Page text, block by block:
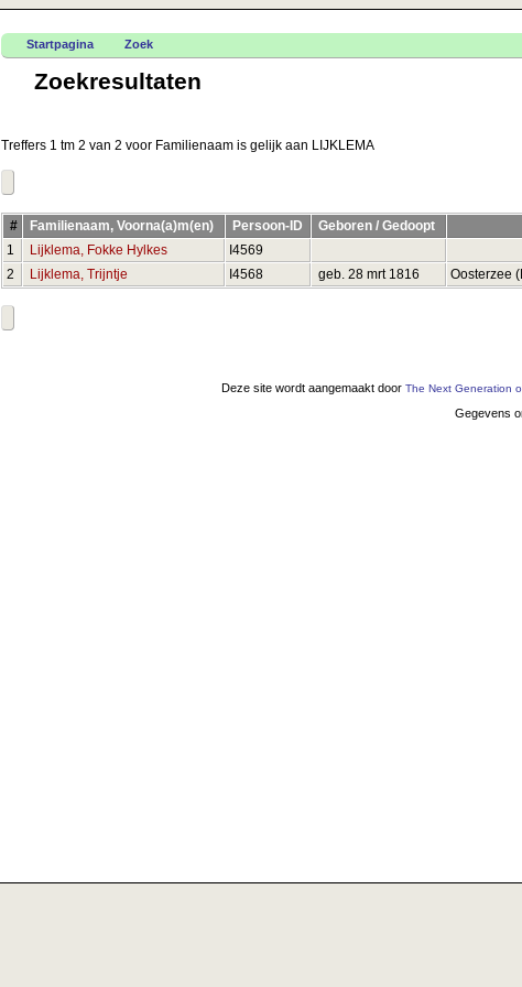
Startpagina Zoek
Zoekresultaten
Treffers 1 tm 2 van 2 voor Familienaam is gelijk aan LIJKLEMA
# Familienaam, Voorna(a)m(en) Persoon-ID Geboren / Gedoopt
1
Lijklema, Fokke Hylkes I4569
2
Lijklema, Trijntje I4568 geb. 28 mrt 1816 Oosterzee
Deze site wordt aangemaakt door The Next Generation
Gegevens